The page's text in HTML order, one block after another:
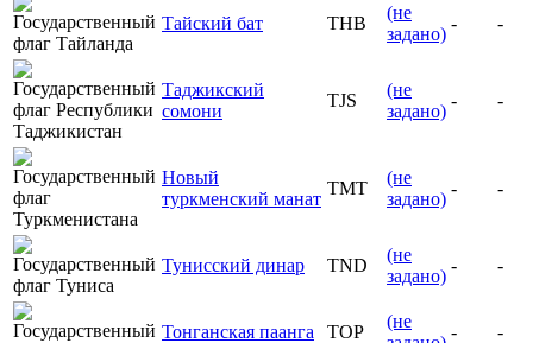
Тайский бат THB
(не
задано)
- -
Таджикский
сомони
TJS
(не
задано)
- -
Новый
туркменский манат
TMT
(не
задано)
- -
Тунисский динар TND
(не
задано)
- -
Тонганская паанга TOP
(не
- -